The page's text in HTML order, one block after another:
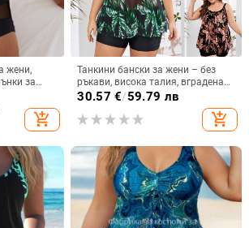
жени,
за
20%,
add_shopping_cart
Танкини бански за жени – без
ръкави, висока талия, вградена
подпора за бюста, полиестерна
материя с подплата полиестер-
спандекс, здрав
30.57 €/59.79 лв
add_shopping_cart